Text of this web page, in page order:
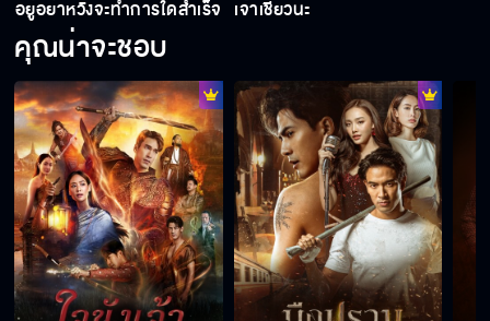
หรือว่าเราจะโดนทำเสน่ห์จริงๆ เจ้าคะ
เพราะเจ้าตัวอุ่นของพี่ โครงไม้จึงกลายเป็นบ้าน
อยู่อย่าหวังจะทำการใดสำเร็จ เจ้าเชียวนะ
คุณน่าจะชอบ